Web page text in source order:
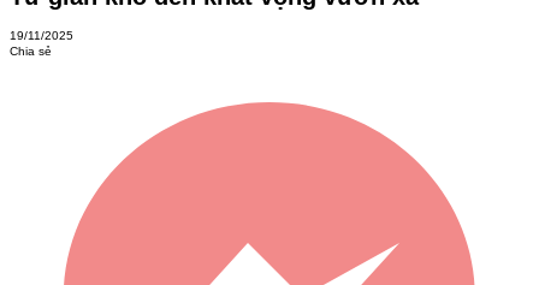
19/11/2025
Chia sẻ